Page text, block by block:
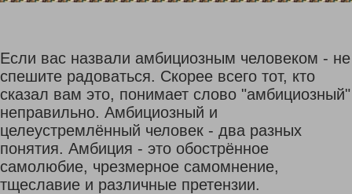
Если вас назвали амбициозным человеком - не
спешите радоваться. Скорее всего тот, кто
сказал вам это, понимает слово "амбициозный"
неправильно. Амбициозный и
целеустремлённый человек - два разных
понятия. Амбиция - это обострённое
самолюбие, чрезмерное самомнение,
тщеславие и различные претензии.